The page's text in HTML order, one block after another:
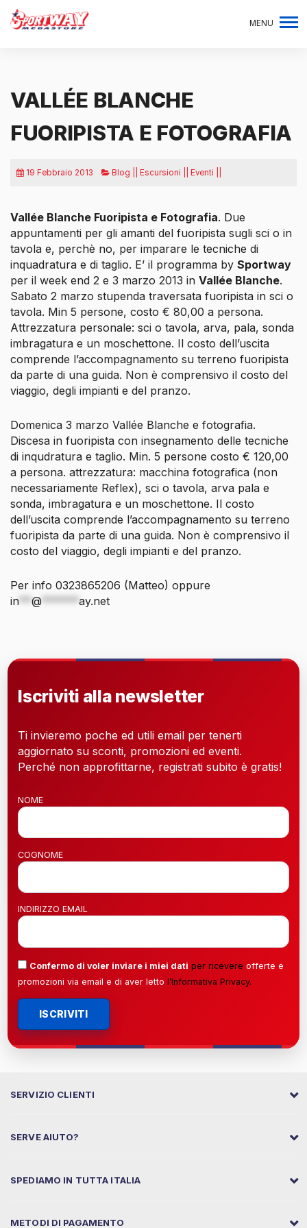
MENU
VALLÉE BLANCHE
FUORIPISTA E FOTOGRAFIA
19 Febbraio 2013 Blog || Escursioni || Eventi ||
Vallée Blanche Fuoripista e Fotografia. Due
appuntamenti per gli amanti del fuoripista sugli sci o in
tavola e, perchè no, per imparare le tecniche di
inquadratura e di taglio. E’ il programma by Sportway
per il week end 2 e 3 marzo 2013 in Vallée Blanche.
Sabato 2 marzo stupenda traversata fuoripista in sci o
tavola. Min 5 persone, costo € 80,00 a persona.
Attrezzatura personale: sci o tavola, arva, pala, sonda
imbragatura e un moschettone. Il costo dell’uscita
comprende l’accompagnamento su terreno fuoripista
da parte di una guida. Non è comprensivo il costo del
viaggio, degli impianti e del pranzo.
Domenica 3 marzo Vallée Blanche e fotografia.
Discesa in fuoripista con insegnamento delle tecniche
di inqudratura e taglio. Min. 5 persone costo € 120,00
a persona. attrezzatura: macchina fotografica (non
necessariamente Reflex), sci o tavola, arva pala e
sonda, imbragatura e un moschettone. Il costo
dell’uscita comprende l’accompagnamento su terreno
fuoripista da parte di una guida. Non è comprensivo il
costo del viaggio, degli impianti e del pranzo.
Per info 0323865206 (Matteo) oppure
in ** @ ****** ay.net
Iscriviti alla newsletter
Ti invieremo poche ed utili email per tenerti
aggiornato su sconti, promozioni ed eventi.
Perché non approfittarne, registrati subito è gratis!
NOME
COGNOME
INDIRIZZO EMAIL
Confermo di voler inviare i miei dati per ricevere offerte e
promozioni via email e di aver letto l’Informativa Privacy.
ISCRIVITI
SERVIZIO CLIENTI
SERVE AIUTO?
SPEDIAMO IN TUTTA ITALIA
METODI DI PAGAMENTO